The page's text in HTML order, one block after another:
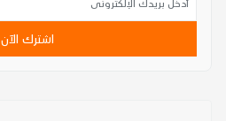
اشترك الآن